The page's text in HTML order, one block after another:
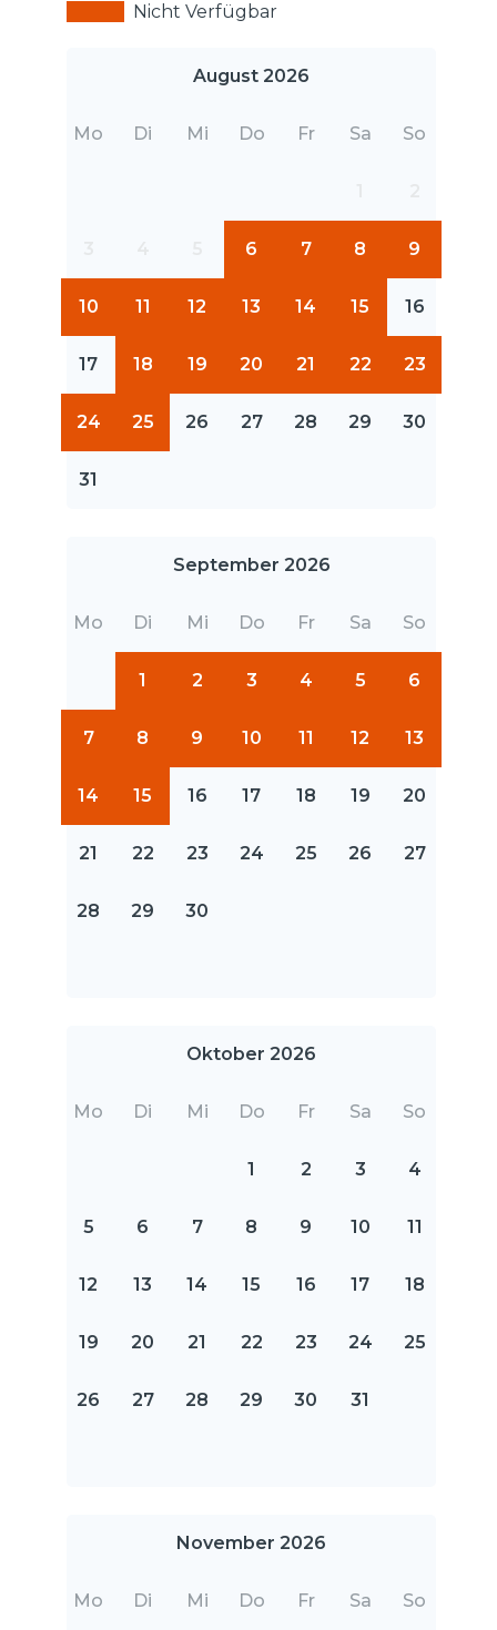
Nicht Verfügbar
August 2026
Mo Di Mi Do Fr Sa So
6 7 8 9
10 11 12 13 14 15 16
17 18 19 20 21 22 23
24 25 26 27 28 29 30
31
September 2026
Mo Di Mi Do Fr Sa So
1 2 3 4 5 6
7 8 9 10 11 12 13
14 15 16 17 18 19 20
21 22 23 24 25 26 27
28 29 30
Oktober 2026
Mo Di Mi Do Fr Sa So
1 2 3 4
5 6 7 8 9 10 11
12 13 14 15 16 17 18
19 20 21 22 23 24 25
26 27 28 29 30 31
November 2026
Mo Di Mi Do Fr Sa So